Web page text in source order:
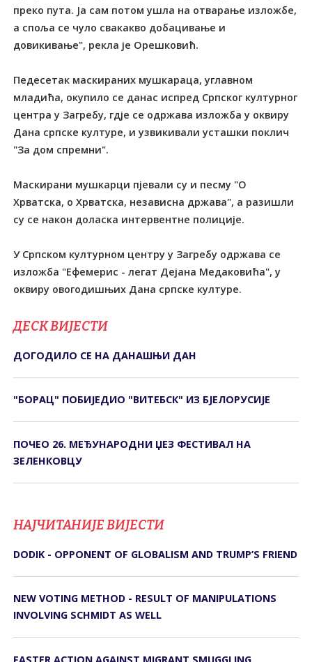
преко пута. Ја сам потом ушла на отварање изложбе,
а споља се чуло свакакво добацивање и
довикивање", рекла је Орешковић.
Педесетак маскираних мушкараца, углавном
младића, окупило се данас испред Српског културног
центра у Загребу, гдје се одржава изложба у оквиру
Дана српске културе, и узвикивали усташки поклич
"За дом спремни".
Маскирани мушкарци пјевали су и песму "О
Хрватска, о Хрватска, независна држава", а разишли
су се након доласка интервентне полиције.
У Српском културном центру у Загребу одржава се
изложба "Ефемерис - легат Дејана Медаковића", у
оквиру овогодишњих Дана српске културе.
ДЕСК ВИЈЕСТИ
ДОГОДИЛО СЕ НА ДАНАШЊИ ДАН
"БОРАЦ" ПОБИЈЕДИО "ВИТЕБСК" ИЗ БЈЕЛОРУСИЈЕ
ПОЧЕО 26. МЕЂУНАРОДНИ ЏЕЗ ФЕСТИВАЛ НА
ЗЕЛЕНКОВЦУ
НАЈЧИТАНИЈЕ ВИЈЕСТИ
DODIK - OPPONENT OF GLOBALISM AND TRUMP’S FRIEND
NEW VOTING METHOD - RESULT OF MANIPULATIONS
INVOLVING SCHMIDT AS WELL
FASTER ACTION AGAINST MIGRANT SMUGGLING